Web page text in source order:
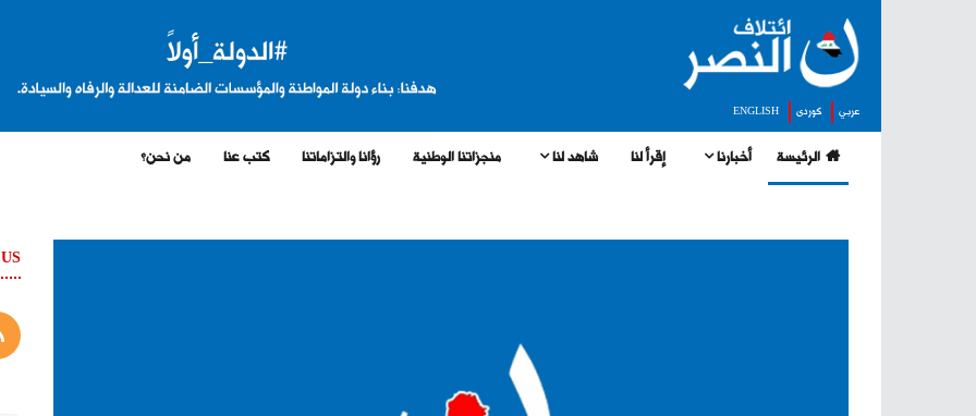
ENGLISH كوردى عربي
الرئيسة أخبارنا إقرأ لنا شاهد لنا منجزاتنا الوطنية رؤانا والتزاماتنا كتب عنا من نحن؟